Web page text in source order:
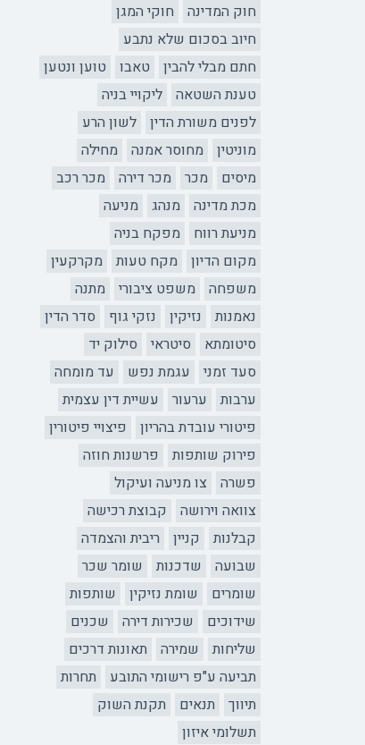
חוק המדינה
חוקי המגן
חיוב בסכום שלא נתבע
חתם מבלי להבין
טאבו
טוען ונטען
טענת השטאה
ליקויי בניה
לפנים משורת הדין
לשון הרע
מוניטין
מחוסר אמנה
מחילה
מיסים
מכר מכר דירה
מכר רכב
מכת מדינה
מנהג
מניעה
מניעת רווח
מפקח בניה
מקום הדיון
מקח טעות
מקרקעין
משפחה
משפט ציבורי
מתנה
נאמנות
נזיקין נזקי גוף
סדר הדין
סיטומתא
סיטראי
סילוק יד
סעד זמני
עגמת נפש
עד מומחה
ערבות
ערעור
עשיית דין עצמית
פיטורי עובדת בהריון
פיצויי פיטורין
פירוק שותפות
פרשנות חוזה
פשרה
צו מניעה ועיקול
צוואה וירושה
קבוצת רכישה
קבלנות
קניין
ריבית והצמדה
שבועה
שדכנות
שומר שכר
שומרים
שומת נזיקין
שותפות
שידוכים
שכירות דירה
שכנים
שליחות
שמירה
תאונות דרכים
תביעה ע"פ רישומי התובע
תחרות
תיווך
תנאים
תקנת השוק
תשלומי איזון